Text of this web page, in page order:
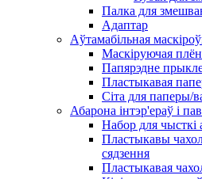
Палка для
Адаптар
Аўтамабільная
Маскіруючая
Папярэдне
Пластыкавая
Сіта для паперы/
Абарона інтэр'ераў і
Набор для чысткі
Пластыкавы
сядзення
Пластыкавая